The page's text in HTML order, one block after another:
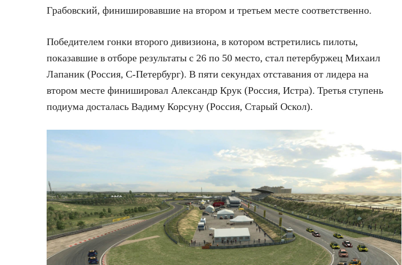
Грабовский, финишировавшие на втором и третьем месте соответственно.
Победителем гонки второго дивизиона, в котором встретились пилоты,
показавшие в отборе результаты с 26 по 50 место, стал петербуржец Михаил
Лапаник (Россия, С-Петербург). В пяти секундах отставания от лидера на
втором месте финишировал Александр Крук (Россия, Истра). Третья ступень
подиума досталась Вадиму Корсуну (Россия, Старый Оскол).